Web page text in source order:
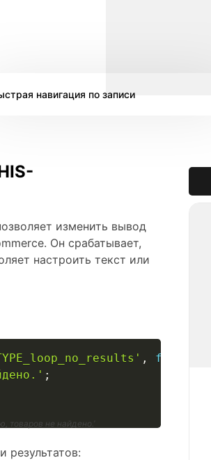
навигация по записи
изменить вывод
Он срабатывает,
настроить текст или
, function
;
товаров не найдено.’
результатов: